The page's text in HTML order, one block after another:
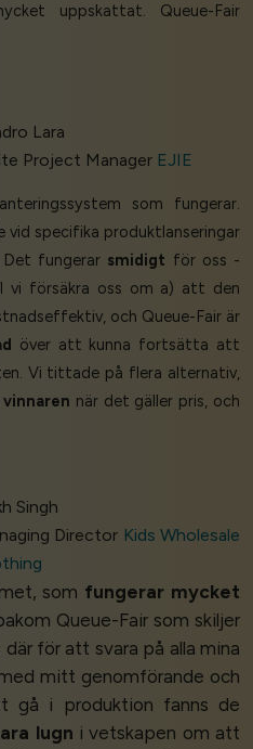
uppskattat. Queue-Fair
Lara
Project Manager EJIE
som fungerar.
vid specifika produktlanseringar
fungerar smidigt för oss -
vi försäkra oss om a) att den
och Queue-Fair är
över att kunna fortsätta att
Vi tittade på flera alternativ,
vinnaren när det gäller pris, och
Singh
Director Kids Wholesale
som fungerar mycket
Queue-Fair som skiljer
för att svara på alla mina
mitt genomförande och
gå i produktion fanns de
lugn i vetskapen om att